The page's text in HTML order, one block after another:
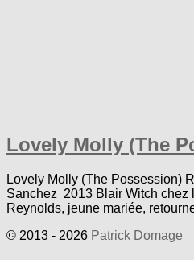
Lovely Molly (The
Lovely Molly (The Possession)
Sanchez 2013 Blair Witch chez
Reynolds, jeune mariée,
© 2013 - 2026 Patrick Domage